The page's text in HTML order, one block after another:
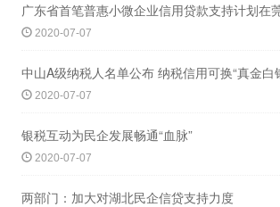
广东省首笔普惠小微企业信用贷款支持计划在
2020-07-07
中山A级纳税人名单公布 纳税信用可换“真金白
2020-07-07
银税互动为民企发展畅通“血脉”
2020-07-07
两部门：加大对湖北民企信贷支持力度